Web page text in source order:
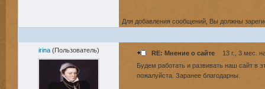
Для добавления сообщений, Вы должны
irina (Пользователь) RE: Мнение о сайте
13 г., 3 мес.
Будем работать и развивать наш сайт в
пожалуйста. Заранее благодарны.